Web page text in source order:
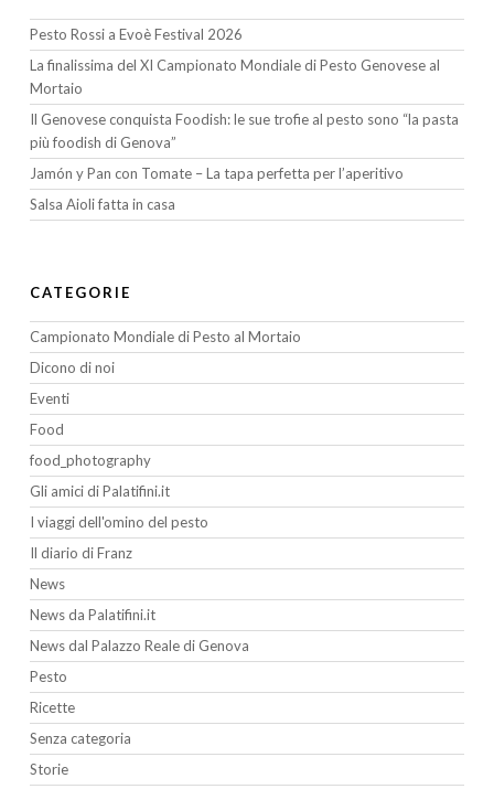
Pesto Rossi a Evoè Festival 2026
La finalissima del XI Campionato Mondiale di Pesto Genovese al
Mortaio
Il Genovese conquista Foodish: le sue trofie al pesto sono “la pasta
più foodish di Genova”
Jamón y Pan con Tomate – La tapa perfetta per l’aperitivo
Salsa Aioli fatta in casa
CATEGORIE
Campionato Mondiale di Pesto al Mortaio
Dicono di noi
Eventi
Food
food_photography
Gli amici di Palatifini.it
I viaggi dell'omino del pesto
Il diario di Franz
News
News da Palatifini.it
News dal Palazzo Reale di Genova
Pesto
Ricette
Senza categoria
Storie